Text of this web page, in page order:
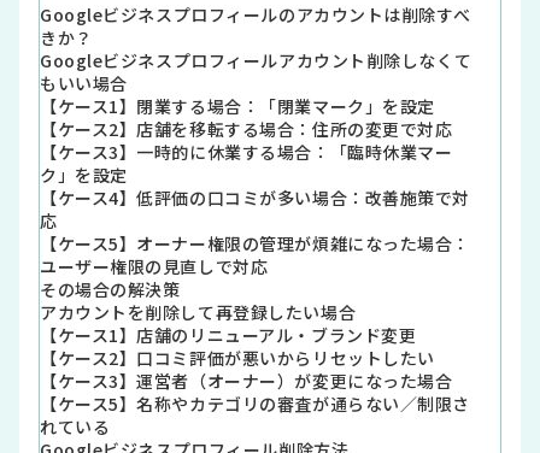
Googleビジネスプロフィールのアカウントは削除すべ
きか？
Googleビジネスプロフィールアカウント削除しなくて
もいい場合
【ケース1】閉業する場合：「閉業マーク」を設定
【ケース2】店舗を移転する場合：住所の変更で対応
【ケース3】一時的に休業する場合：「臨時休業マー
ク」を設定
【ケース4】低評価の口コミが多い場合：改善施策で対
応
【ケース5】オーナー権限の管理が煩雑になった場合：
ユーザー権限の見直しで対応
その場合の解決策
アカウントを削除して再登録したい場合
【ケース1】店舗のリニューアル・ブランド変更
【ケース2】口コミ評価が悪いからリセットしたい
【ケース3】運営者（オーナー）が変更になった場合
【ケース5】名称やカテゴリの審査が通らない／制限さ
れている